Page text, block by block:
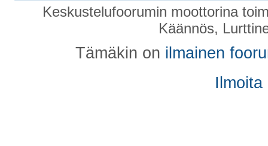
Keskustelufoorumin moottorina
Käännös,
Tämäkin on ilmainen